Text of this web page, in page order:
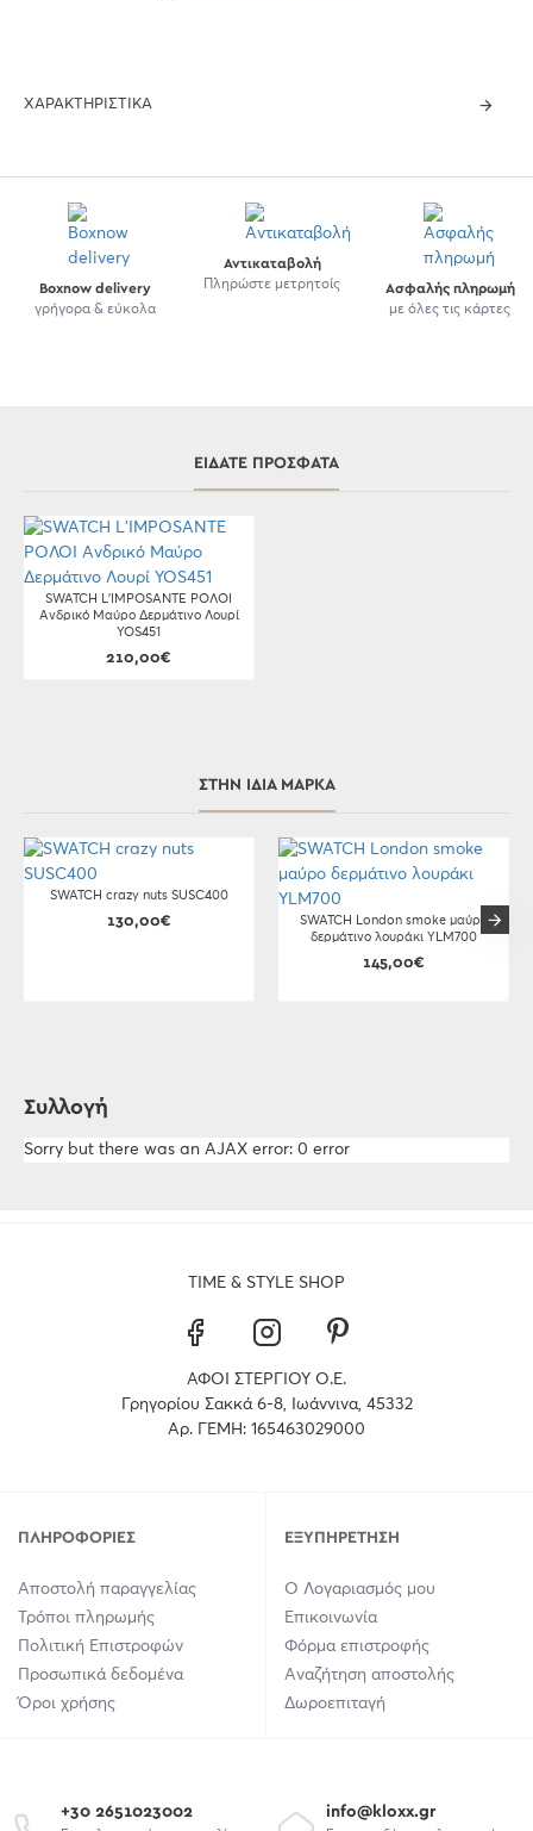
ΧΑΡΑΚΤΗΡΙΣΤΙΚΆ
Boxnow delivery
γρήγορα & εύκολα
Αντικαταβολή
Πληρώστε μετρητοίς
Ασφαλής πληρωμή
με όλες τις κάρτες
ΕΊΔΑΤΕ ΠΡΌΣΦΑΤΑ
SWATCH L'IMPOSANTE ΡΟΛΟΙ
Ανδρικό Μαύρο Δερμάτινο Λουρί
YOS451
210,00€
ΣΤΗΝ ΊΔΙΑ ΜΆΡΚΑ
SWATCH crazy nuts SUSC400
130,00€
SWATCH London smoke μαύρο
δερμάτινο λουράκι YLM700
145,00€
Συλλογή
Sorry but there was an AJAX error: 0 error
TIME & STYLE SHOP
ΑΦΟΙ ΣΤΕΡΓΙΟΥ Ο.Ε.
Γρηγορίου Σακκά 6-8, Ιωάννινα, 45332
Αρ. ΓΕΜΗ: 165463029000
ΠΛΗΡΟΦΟΡΊΕΣ
Αποστολή παραγγελίας
Τρόποι πληρωμής
Πολιτική Επιστροφών
Προσωπικά δεδομένα
Όροι χρήσης
ΕΞΥΠΗΡΈΤΗΣΗ
Ο Λογαριασμός μου
Επικοινωνία
Φόρμα επιστροφής
Αναζήτηση αποστολής
Δωροεπιταγή
+30 2651023002 info@kloxx.gr